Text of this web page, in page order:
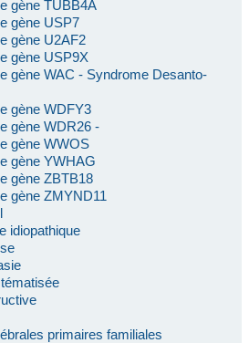
gène TUBB4A
gène USP7
gène U2AF2
gène USP9X
gène WAC - Syndrome Desanto-
gène WDFY3
gène WDR26 -
gène WWOS
gène YWHAG
gène ZBTB18
gène ZMYND11
idiopathique
primaires familiales